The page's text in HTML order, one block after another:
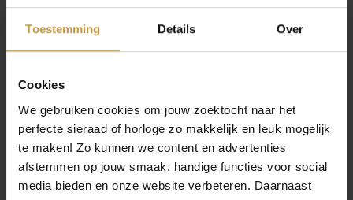
Toestemming Details Over
Cookies
We gebruiken cookies om jouw zoektocht naar het
perfecte sieraad of horloge zo makkelijk en leuk mogelijk
te maken! Zo kunnen we content en advertenties
afstemmen op jouw smaak, handige functies voor social
media bieden en onze website verbeteren. Daarnaast
Professioneel advies. 9.3 gemiddeld van 1500+
Contact formulier.
Eigen winkel inZutphen
Vertrouwd adres sinds 1920!
De Grijff Juweliers Zutphen